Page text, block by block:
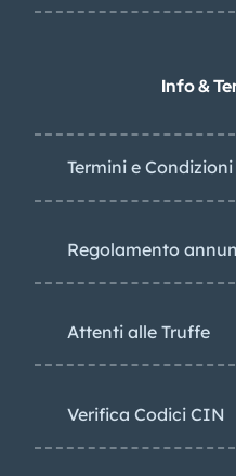
Info &
Termini e Condizioni
Regolamento
Attenti alle Truffe
Verifica Codici CIN